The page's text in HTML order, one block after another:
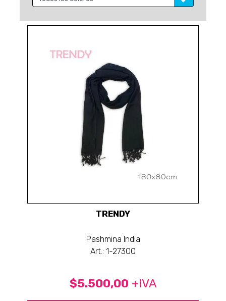
TRENDY
Pashmina India
Art.: 1-27300
$5.500,00 +IVA